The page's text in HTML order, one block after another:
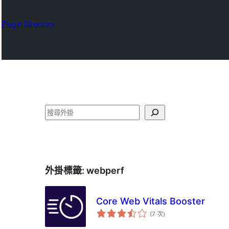
Plugin Directory
搜
外掛標籤: webperf
Core Web Vitals Booster
(7 次評
分)